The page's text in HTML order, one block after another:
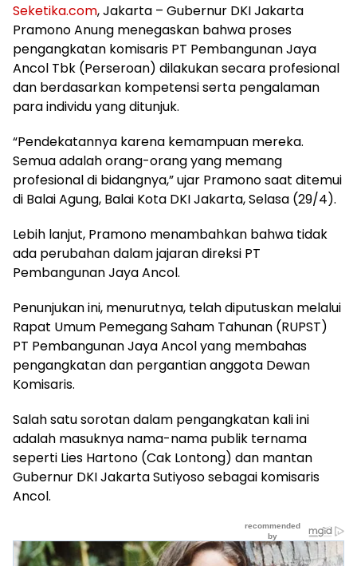
Seketika.com, Jakarta – Gubernur DKI Jakarta
Pramono Anung menegaskan bahwa proses
pengangkatan komisaris PT Pembangunan Jaya
Ancol Tbk (Perseroan) dilakukan secara profesional
dan berdasarkan kompetensi serta pengalaman
para individu yang ditunjuk.
“Pendekatannya karena kemampuan mereka.
Semua adalah orang-orang yang memang
profesional di bidangnya,” ujar Pramono saat ditemui
di Balai Agung, Balai Kota DKI Jakarta, Selasa (29/4).
Lebih lanjut, Pramono menambahkan bahwa tidak
ada perubahan dalam jajaran direksi PT
Pembangunan Jaya Ancol.
Penunjukan ini, menurutnya, telah diputuskan melalui
Rapat Umum Pemegang Saham Tahunan (RUPST)
PT Pembangunan Jaya Ancol yang membahas
pengangkatan dan pergantian anggota Dewan
Komisaris.
Salah satu sorotan dalam pengangkatan kali ini
adalah masuknya nama-nama publik ternama
seperti Lies Hartono (Cak Lontong) dan mantan
Gubernur DKI Jakarta Sutiyoso sebagai komisaris
Ancol.